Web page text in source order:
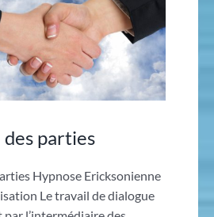
parties
Hypnose Ericksonienne
Le travail de dialogue